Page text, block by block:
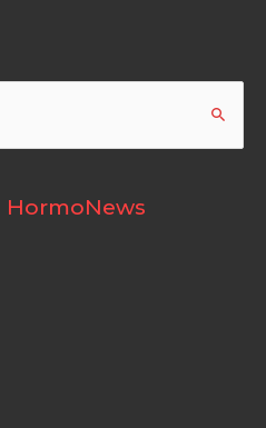
HormoNews